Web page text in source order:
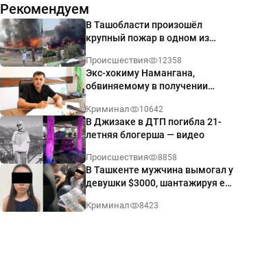
Рекомендуем
В Ташобласти произошёл
крупный пожар в одном из
Происшествия 12358
Экс-хокиму Намангана,
обвиняемому в получении
приговор
Криминал 10642
В Джизаке в ДТП погибла 21-
летняя блогерша — видео
Происшествия 8858
В Ташкенте мужчина вымогал у
девушки $3000, шантажируя её
Криминал 8423